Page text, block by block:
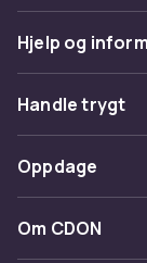
Kjøp på
Utforsk
kjøp.
Hjelp og
Vanlige
Spor pakke
Angre &
Kontakt oss
Handle trygt
Betaling
Levering
Oppdage
Kategorier
Om CDON